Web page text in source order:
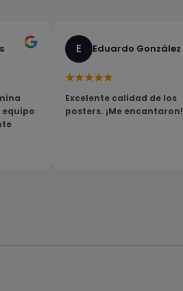
equipo
E Eduardo González
★★★★★
Excelente calidad de los
posters. ¡Me encantaron!